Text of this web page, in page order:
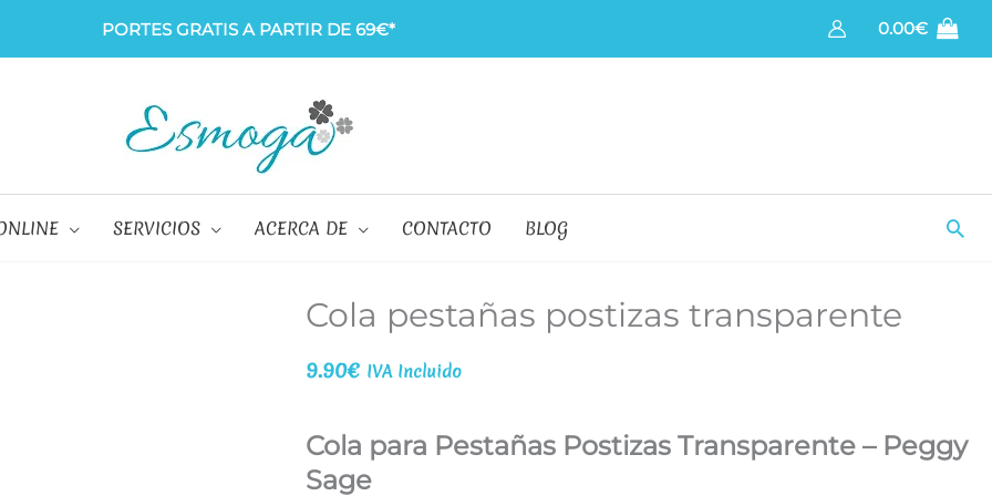
PORTES GRATIS A PARTIR DE 69€* 0.00€
SERVICIOS ACERCA DE CONTACTO BLOG
Cola pestañas postizas transparente
9.90€ IVA Incluido
Cola para Pestañas Postizas Transparente – Peggy
Sage